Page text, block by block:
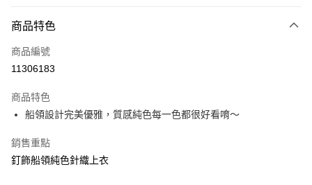
信用卡一次付款
信用卡分期付款
合作金庫商業銀行
華南商業銀行
彰化商業銀行
國泰世華商業銀行
臺灣中小企業銀行
超商取貨付款
Google Pay
商品特色
商品編號
11306183
商品特色
船領設計完美優雅，質感純色每一色都很好看唷～
銷售重點
釘飾船領純色針織上衣